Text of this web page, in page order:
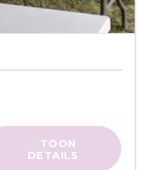
TOON
DETAILS